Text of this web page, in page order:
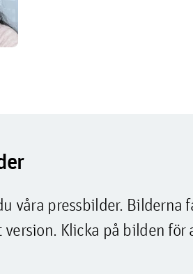
våra pressbilder. Bilderna
version. Klicka på bilden